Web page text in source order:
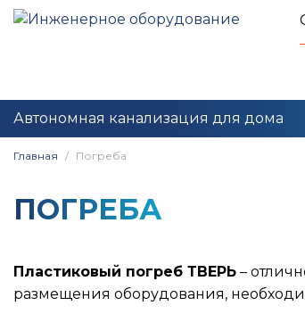
Автономная канализация для дома
Главная Погреба
ПОГРЕБА
Пластиковый погреб ТВЕРЬ –
размещения оборудования,